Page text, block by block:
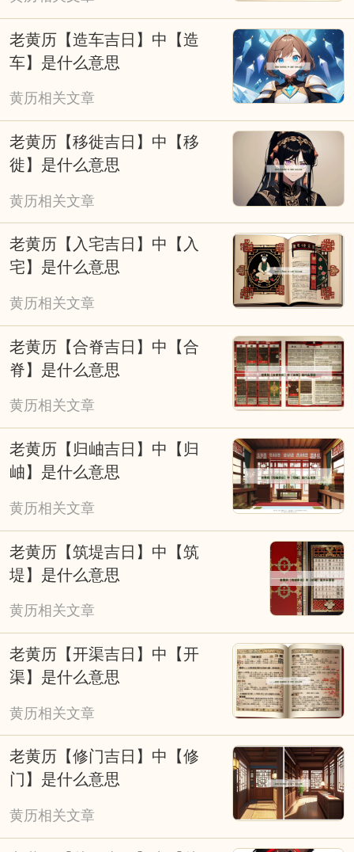
传承。它既承载着古人顺应自然、趋吉避凶的
生活理念，也融入了不同时代的民俗特色，成
为连接传统与当下的文化纽带。无论是过去还
是现在，人们使用黄历的本质，都是对美好生
活的期许，而非单纯依赖吉凶标注的盲目跟
风。无需盲目依赖，可将其作为参考，结合科
学规划与积极心态，兼顾传统民俗与现代生活
节奏，让择吉成为美好期许的寄托，而非行动
的桎梏。
老黄历【造车吉日】中【造
车】是什么意思
黄历相关文章
老黄历【移徙吉日】中【移
徙】是什么意思
黄历相关文章
老黄历【入宅吉日】中【入
宅】是什么意思
黄历相关文章
老黄历【合脊吉日】中【合
脊】是什么意思
黄历相关文章
老黄历【归岫吉日】中【归
岫】是什么意思
黄历相关文章
老黄历【筑堤吉日】中【筑
堤】是什么意思
黄历相关文章
老黄历【开渠吉日】中【开
渠】是什么意思
黄历相关文章
老黄历【修门吉日】中【修
门】是什么意思
黄历相关文章